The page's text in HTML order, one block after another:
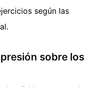
según las
sobre los